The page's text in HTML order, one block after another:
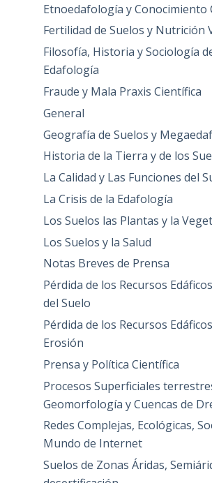
Etnoedafología y Conocimiento
Fertilidad de Suelos y Nutrición
Filosofía, Historia y Sociología
Edafología
Fraude y Mala Praxis Científica
General
Geografía de Suelos y
Historia de la Tierra y de los
La Calidad y Las Funciones del
La Crisis de la Edafología
Los Suelos las Plantas y la
Los Suelos y la Salud
Notas Breves de Prensa
Pérdida de los Recursos
del Suelo
Pérdida de los Recursos
Erosión
Prensa y Política Científica
Procesos Superficiales
Geomorfología y Cuencas de
Redes Complejas, Ecológicas,
Mundo de Internet
Suelos de Zonas Áridas,